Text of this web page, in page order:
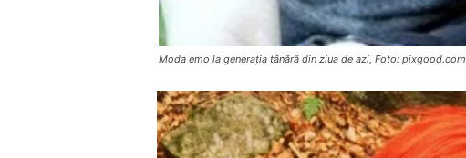
Moda emo la generația tânără din ziua de azi, Foto: pixgood.com